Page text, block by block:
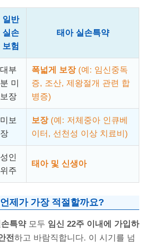
일반
실손
보험
태아 실손특약
대부
분 미
보장
폭넓게 보장(예: 임신중독
증, 조산, 제왕절개 관련 합
병증)
미보
장
보장(예: 저체중아 인큐베
이터, 선천성 이상 치료비)
성인
위주
태아 및 신생아
제가 가장 적절할까요?
특약모두 임신 22주 이내에 가입하
전하고 바람직합니다. 이 시기를 넘